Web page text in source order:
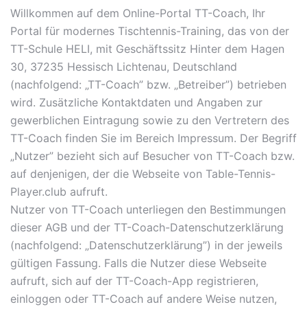
Willkommen auf dem Online-Portal TT-Coach, Ihr
Portal für modernes Tischtennis-Training, das von der
TT-Schule HELI, mit Geschäftssitz Hinter dem Hagen
30, 37235 Hessisch Lichtenau, Deutschland
(nachfolgend: „TT-Coach” bzw. „Betreiber”) betrieben
wird. Zusätzliche Kontaktdaten und Angaben zur
gewerblichen Eintragung sowie zu den Vertretern des
TT-Coach finden Sie im Bereich Impressum. Der Begriff
„Nutzer” bezieht sich auf Besucher von TT-Coach bzw.
auf denjenigen, der die Webseite von Table-Tennis-
Player.club aufruft.
Nutzer von TT-Coach unterliegen den Bestimmungen
dieser AGB und der TT-Coach-Datenschutzerklärung
(nachfolgend: „Datenschutzerklärung”) in der jeweils
gültigen Fassung. Falls die Nutzer diese Webseite
aufruft, sich auf der TT-Coach-App registrieren,
einloggen oder TT-Coach auf andere Weise nutzen,